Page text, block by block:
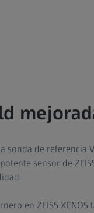
sonda de referencia
sensor de
en ZEISS XENOS